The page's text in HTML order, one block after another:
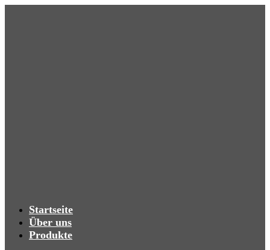
Startseite
Über uns
Produkte